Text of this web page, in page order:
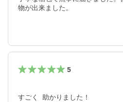
物が出来ました。
5
すごく  助かりました！